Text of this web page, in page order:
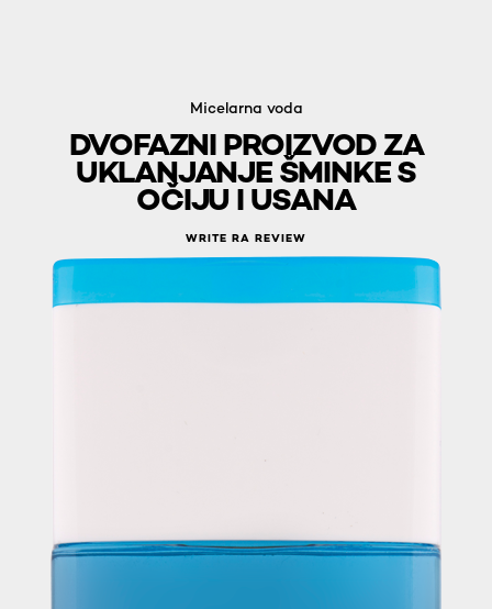
Micelarna voda
DVOFAZNI PROIZVOD ZA
UKLANJANJE ŠMINKE S
OČIJU I USANA
WRITE RA REVIEW